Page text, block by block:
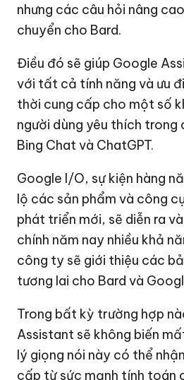
nhưng các câu hỏi nâng
chuyển cho Bard.
Điều đó sẽ giúp Google
với tất cả tính năng và ưu
thời cung cấp cho một số
người dùng yêu thích trong
Bing Chat và ChatGPT.
Google I/O, sự kiện hàng
lộ các sản phẩm và công
phát triển mới, sẽ diễn ra
chính năm nay nhiều khả
công ty sẽ giới thiệu các
tương lai cho Bard và
Trong bất kỳ trường hợp
Assistant sẽ không biến
lý giọng nói này có thể
cấp từ sức mạnh tính toán